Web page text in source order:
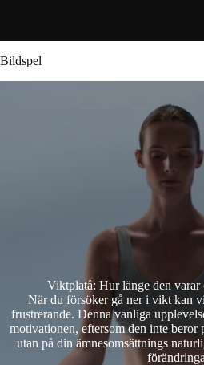
Bildspel
Viktplatå: Hur länge den varar
När du försöker gå ner i vikt kan
frustrerande. Denna vanliga
motivationen, eftersom den inte beror
utan på din ämnesomsättnings